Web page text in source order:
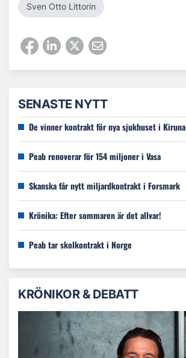
Sven Otto Littorin
SENASTE NYTT
De vinner kontrakt för nya sjukhuset i Kiruna
Peab renoverar för 154 miljoner i Vasa
Skanska får nytt miljardkontrakt i Forsmark
Krönika: Efter sommaren är det allvar!
Peab tar skolkontrakt i Norge
KRÖNIKOR & DEBATT